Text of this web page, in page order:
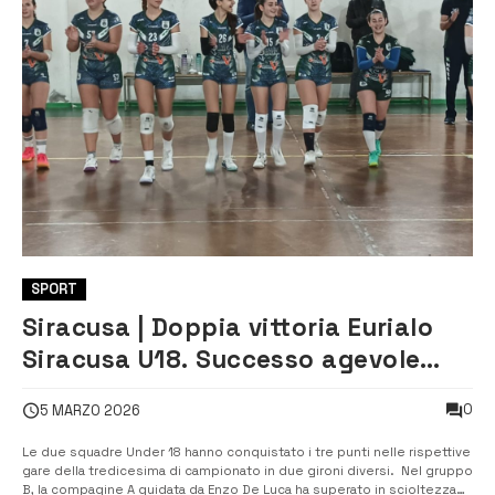
SPORT
Siracusa | Doppia vittoria Eurialo
Siracusa U18. Successo agevole
5 MARZO 2026 0
Le due squadre Under 18 hanno conquistato i tre punti nelle rispettive
gare della tredicesima di campionato in due gironi diversi. Nel gruppo
B, la compagine A guidata da Enzo De Luca ha superato in scioltezza